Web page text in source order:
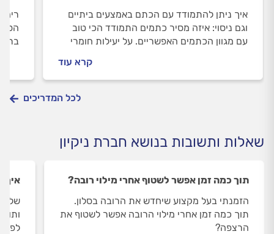
איך ניתן להתמודד עם הכתם באמצעים ביתיים
וגם ניסוי: איזה מסיר כתמים התמודד הכי טוב
עם מגוון הכתמים האפשריים. על יעילות חומרי
קרא עוד
לכל המדריכים
שאלות ותשובות בנושא חברת ניקיון
תוך כמה זמן אפשר לשטוף אחרי מילוי רובה?
הזמנתי בעל מקצוע שיחדש את הרובה בסלון.
תוך כמה זמן אחרי מילוי הרובה אפשר לשטוף את
הרצפה?
איך
לפי